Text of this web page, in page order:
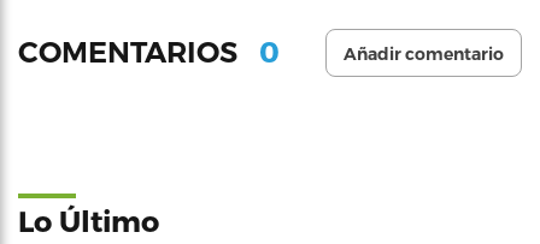
COMENTARIOS 0 Añadir comentario
Lo Último